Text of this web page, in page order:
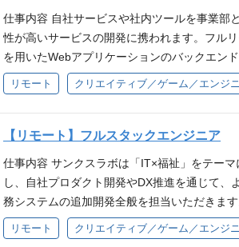
仕事です。 必須条件 ・チームマネジメント
アント課題を把握し、提案型営業を行った経
複数の関係者（クライアント・社内・外部パ
の経験 ・自治体向けビジネスの経験 ・EC /
仕事内容 自社サービスや社内ツールを事業部
性が高いサービスの開発に携われます。フル
を用いたWebアプリケーションのバックエン
ンの開発・改善 ・テストコードの作成や単体
ィング ・要件定義 ＜この仕事で得られるもの
った方たちの活躍を引き出す社会貢献的な活
ような技術を利用しております PHP（
ジャイル開発、スクラム開発の経験 求める人
にも関心のある方 ・状況に応じて臨機応変、
ムワークを大切にする方
リモート クリエイティブ／ゲーム／エンジ
【リモート】フルスタックエンジニア
仕事内容 サンクスラボは「IT×福祉」をテー
し、自社プロダクト開発やDX推進を通じて
務システムの追加開発全般を担当いただきま
め、実装だけでなく上流工程から広く携わっ
ールは、福祉現場のサポート機能や全社向け
リモート クリエイティブ／ゲーム／エンジ